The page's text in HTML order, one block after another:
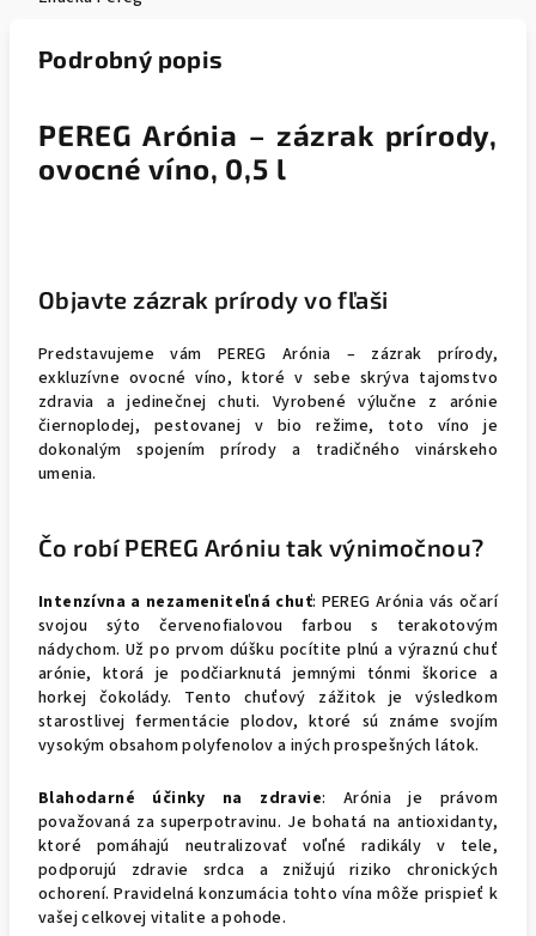
Podrobný popis
PEREG Arónia – zázrak prírody,
ovocné víno, 0,5 l
Objavte zázrak prírody vo fľaši
Predstavujeme vám PEREG Arónia – zázrak prírody,
exkluzívne ovocné víno, ktoré v sebe skrýva tajomstvo
zdravia a jedinečnej chuti. Vyrobené výlučne z arónie
čiernoplodej, pestovanej v bio režime, toto víno je
dokonalým spojením prírody a tradičného vinárskeho
umenia.
Čo robí PEREG Aróniu tak výnimočnou?
Intenzívna a nezameniteľná chuť: PEREG Arónia vás očarí
svojou sýto červenofialovou farbou s terakotovým
nádychom. Už po prvom dúšku pocítite plnú a výraznú chuť
arónie, ktorá je podčiarknutá jemnými tónmi škorice a
horkej čokolády. Tento chuťový zážitok je výsledkom
starostlivej fermentácie plodov, ktoré sú známe svojím
vysokým obsahom polyfenolov a iných prospešných látok.
Blahodarné účinky na zdravie: Arónia je právom
považovaná za superpotravinu. Je bohatá na antioxidanty,
ktoré pomáhajú neutralizovať voľné radikály v tele,
podporujú zdravie srdca a znižujú riziko chronických
ochorení. Pravidelná konzumácia tohto vína môže prispieť k
vašej celkovej vitalite a pohode.